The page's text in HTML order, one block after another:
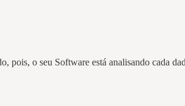
o seu Software está analisando cada